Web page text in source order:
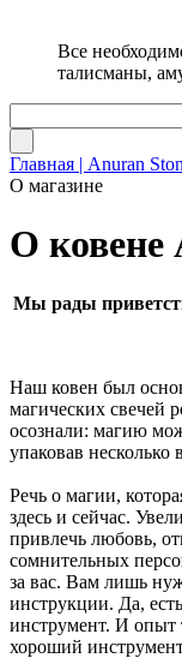
Все
талисманы,
Главная | Anuran
О магазине
О ковене
Мы рады
Наш ковен был
магических свечей
осознали: магию
упаковав несколько
Речь о магии,
здесь и сейчас.
привлечь любовь,
сомнительных
за вас. Вам лишь
инструкции. Да,
инструмент. И опыт
хороший